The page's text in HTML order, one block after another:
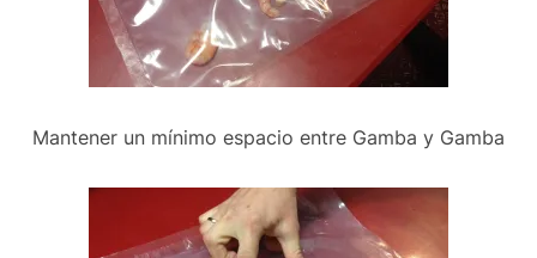
Mantener un mínimo espacio entre Gamba y Gamba